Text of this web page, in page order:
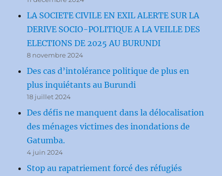
LA SOCIETE CIVILE EN EXIL ALERTE SUR LA
DERIVE SOCIO-POLITIQUE A LA VEILLE DES
ELECTIONS DE 2025 AU BURUNDI
8 novembre 2024
Des cas d’intolérance politique de plus en
plus inquiétants au Burundi
18 juillet 2024
Des défis ne manquent dans la délocalisation
des ménages victimes des inondations de
Gatumba.
4 juin 2024
Stop au rapatriement forcé des réfugiés